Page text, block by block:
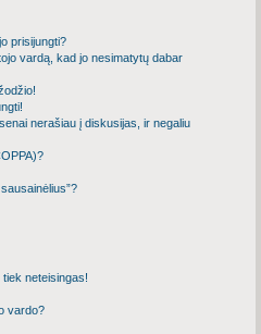
prisijungti?
vardą, kad jo nesimatytų dabar
nerašiau į diskusijas, ir negaliu
neteisingas!
vardo?